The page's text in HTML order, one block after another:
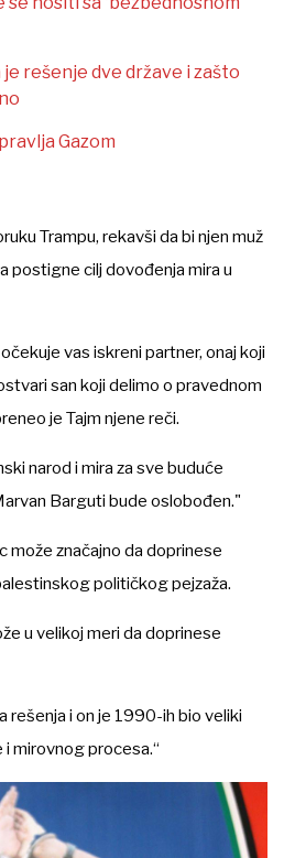
rešenje dve države i zašto
Gazom
Trampu, rekavši da bi njen muž
postigne cilj dovođenja mira u
vas iskreni partner, onaj koji
san koji delimo o pravednom
je Tajm njene reči.
narod i mira za sve buduće
Barguti bude oslobođen."
može značajno da doprinese
političkog pejzaža.
u velikoj meri da doprinese
rešenja i on je 1990-ih bio veliki
mirovnog procesa.“